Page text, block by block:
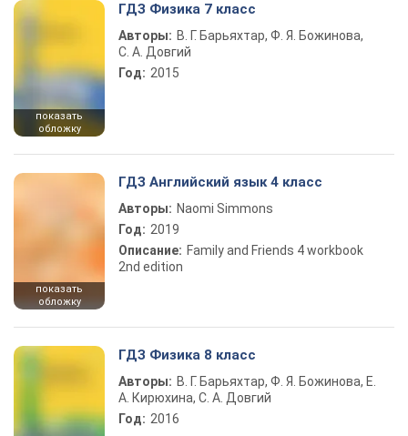
показать
обложку
ГДЗ Физика 7 класс
Авторы: В. Г. Барьяхтар, Ф. Я. Божинова,
С. А. Довгий
Год: 2015
показать
обложку
ГДЗ Английский язык 4 класс
Авторы: Naomi Simmons
Год: 2019
Описание: Family and Friends 4 workbook
2nd edition
ГДЗ Физика 8 класс
Авторы: В. Г. Барьяхтар, Ф. Я. Божинова, Е.
А. Кирюхина, С. А. Довгий
Год: 2016